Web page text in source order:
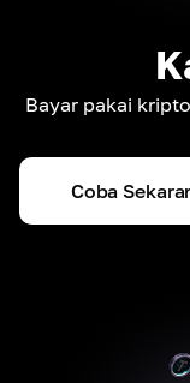
Bayar pakai
Coba